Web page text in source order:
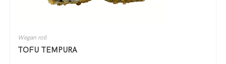
Wegan roll
TOFU TEMPURA